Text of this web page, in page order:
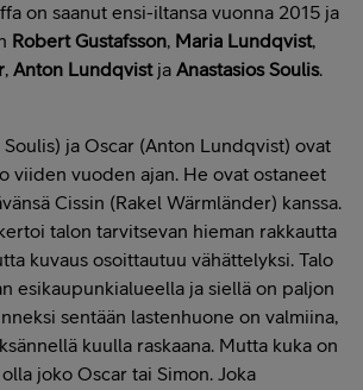
on saanut ensi-iltansa vuonna 2015 ja
Robert Gustafsson, Maria Lundqvist,
, Anton Lundqvistja Anastasios Soulis.
Soulis) ja Oscar (Anton Lundqvist) ovat
viiden vuoden ajan. He ovat ostaneet
Cissin (Rakel Wärmländer) kanssa.
talon tarvitsevan hieman rakkautta
kuvaus osoittautuu vähättelyksi. Talo
esikaupunkialueella ja siellä on paljon
sentään lastenhuone on valmiina,
kuulla raskaana. Mutta kuka on
joko Oscar tai Simon. Joka